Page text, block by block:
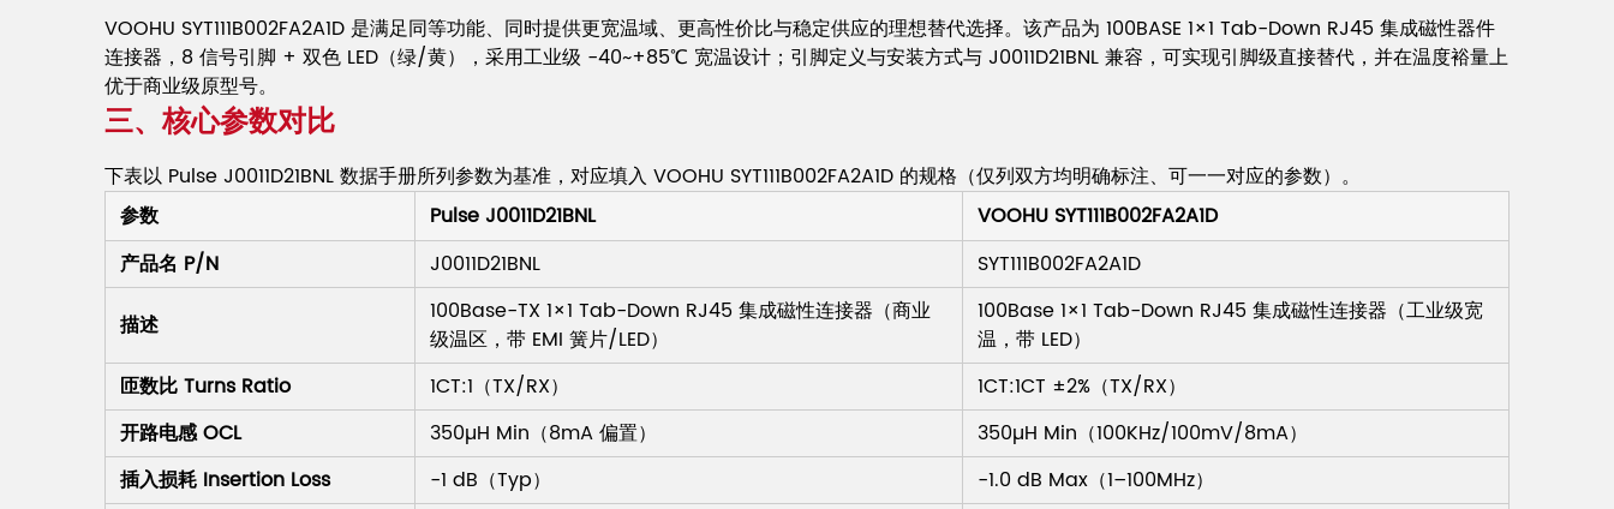
VOOHU SYT111B002FA2A1D 是满足同等功能、同时提供更宽温域、更高性价比与稳定供应的理想替代选择。该产品为 100BASE 1×1 Tab-Down RJ45 集成磁性器件
连接器，8 信号引脚 + 双色 LED（绿/黄），采用工业级 -40~+85℃ 宽温设计；引脚定义与安装方式与 J0011D21BNL 兼容，可实现引脚级直接替代，并在温度裕量上
优于商业级原型号。
三、核心参数对比
下表以 Pulse J0011D21BNL 数据手册所列参数为基准，对应填入 VOOHU SYT111B002FA2A1D 的规格（仅列双方均明确标注、可一一对应的参数）。
参数
Pulse J0011D21BNL
VOOHU SYT111B002FA2A1D
产品名 P/N
J0011D21BNL
SYT111B002FA2A1D
描述
100Base-TX 1×1 Tab-Down RJ45 集成磁性连接器（商业
级温区，带 EMI 簧片/LED）
100Base 1×1 Tab-Down RJ45 集成磁性连接器（工业级宽
温，带 LED）
匝数比 Turns Ratio
1CT:1（TX/RX）
1CT:1CT ±2%（TX/RX）
开路电感 OCL
350µH Min（8mA 偏置）
350µH Min（100KHz/100mV/8mA）
插入损耗 Insertion Loss
-1 dB（Typ）
-1.0 dB Max（1–100MHz）